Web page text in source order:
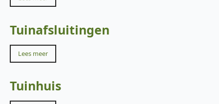
Tuinafsluitingen
Lees meer
Tuinhuis